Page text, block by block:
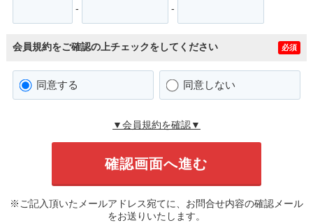
- -
会員規約をご確認の上チェックをしてください 必須
同意する 同意しない
▼会員規約を確認▼
※ご記入頂いたメールアドレス宛てに、お問合せ内容の確認メール
をお送りいたします。